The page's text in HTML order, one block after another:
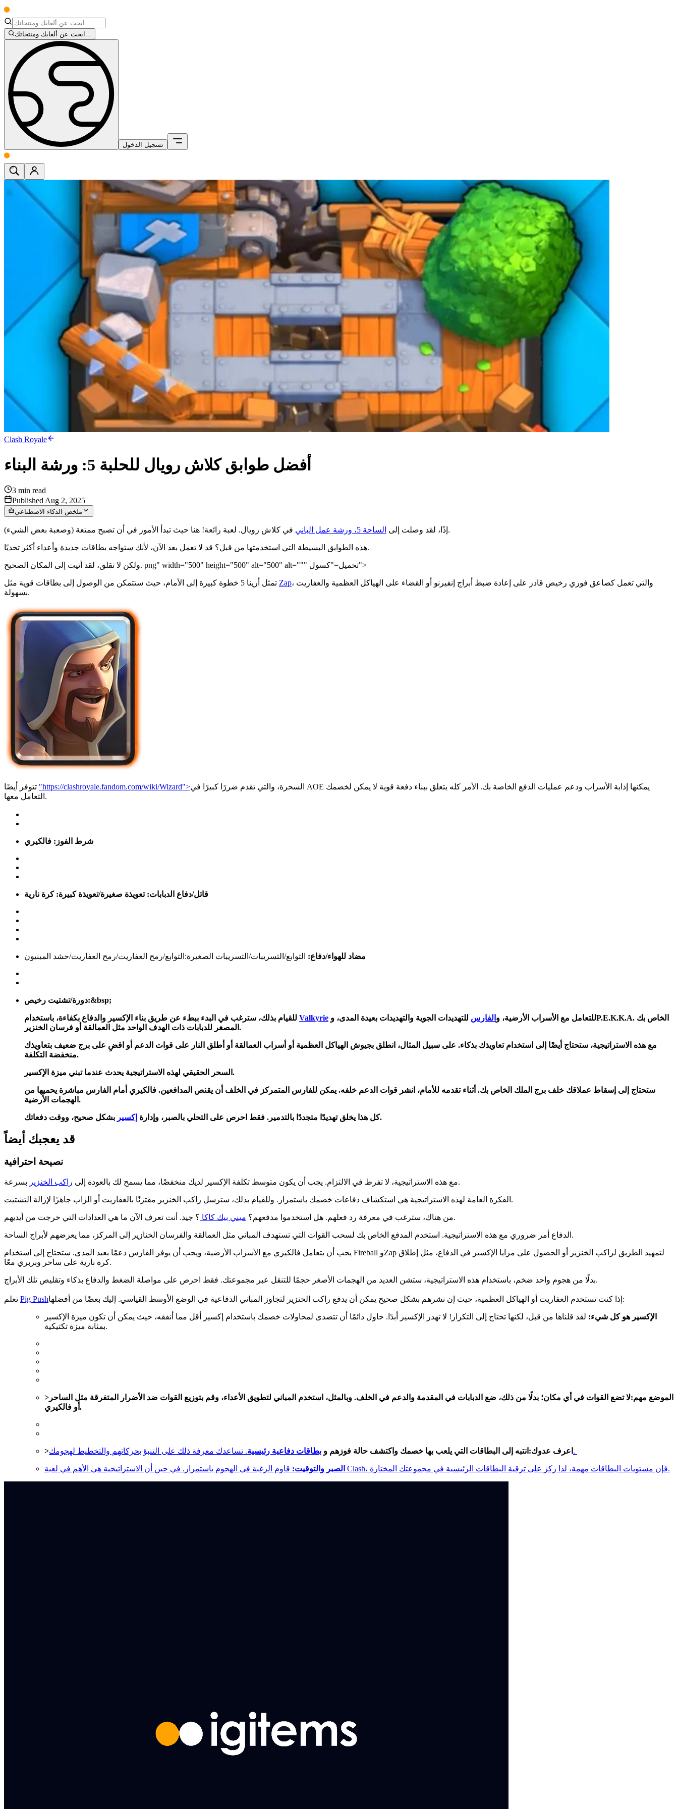
ابحث عن ألعابك ومنتجاتك...
تسجيل الدخول
Clash Royale
أفضل طوابق كلاش رويال للحلبة 5: ورشة البناء
3 min read
Published Aug 2, 2025
ملخص الذكاء الاصطناعي
إذًا، لقد وصلت إلى الساحة 5، ورشة عمل الباني في كلاش رويال. لعبة رائعة! هنا حيث تبدأ الأمور في أن تصبح ممتعة (وصعبة بعض الشيء).
هذه الطوابق البسيطة التي استخدمتها من قبل؟ قد لا تعمل بعد الآن، لأنك ستواجه بطاقات جديدة وأعداء أكثر تحديًا.
ولكن لا تقلق، لقد أتيت إلى المكان الصحيح. png" width="500" height="500" alt="500" alt=""" تحميل="كسول">
Zap، والتي تعمل كصاعق فوري رخيص قادر على إعادة ضبط أبراج إنفيرنو أو القضاء على الهياكل العظمية والعفاريت
بسهولة.
"https://clashroyale.fandom.com/wiki/Wizard">السحرة، والتي تقدم ضررًا كبيرًا في AOE يمكنها إذابة الأسراب ودعم عمليات الدفع الخاصة بك. الأمر كله يتعلق ببناء دفعة قوية لا يمكن لخصمك
التعامل معها.
شرط الفوز: فالكيري
قاتل/دفاع الدبابات:تعويذة صغيرة/تعويذة كبيرة: كرة نارية
مضاد للهواء/دفاع: التوابع/التسريبات/التسريبات الصغيرة:التوابع/رمح العفاريت/رمح العفاريت/حشد المينيون
دورة/تشتيت رخيص:&bsp;
Valkyrie للتعامل مع الأسراب الأرضية، و الفارس للتهديدات الجوية والتهديدات بعيدة المدى، وP.E.K.K.A. الخاص بك
المصغر للدبابات ذات الهدف الواحد مثل العمالقة أو فرسان الخنزير.
مع هذه الاستراتيجية، ستحتاج أيضًا إلى استخدام تعاويذك بذكاء. على سبيل المثال، انطلق بجيوش الهياكل العظمية أو أسراب العمالقة أو أطلق النار على قوات الدعم أو اقضِ على برج ضعيف بتعاويذك
منخفضة التكلفة.
السحر الحقيقي لهذه الاستراتيجية يحدث عندما تبني ميزة الإكسير.
ستحتاج إلى إسقاط عملاقك خلف برج الملك الخاص بك. أثناء تقدمه للأمام، انشر قوات الدعم خلفه. يمكن للفارس المتمركز في الخلف أن يقنص المدافعين. فالكيري أمام الفارس مباشرة يحميها من
الهجمات الأرضية.
كل هذا يخلق تهديدًا متجددًا بالتدمير. فقط احرص على التحلي بالصبر، وإدارة إكسير بشكل صحيح، ووقت دفعاتك.
قد يعجبك أيضاً
نصيحة احترافية
مع هذه الاستراتيجية، لا تفرط في الالتزام. يجب أن يكون متوسط تكلفة الإكسير لديك منخفضًا، مما يسمح لك بالعودة إلى راكب الخنزير بسرعة.
الفكرة العامة لهذه الاستراتيجية هي استكشاف دفاعات خصمك باستمرار. وللقيام بذلك، سترسل راكب الخنزير مقترنًا بالعفاريت أو الزاب جاهزًا لإزالة التشتيت.
من هناك، سترغب في معرفة رد فعلهم. هل استخدموا مدفعهم؟ ميني بيك كاكا ؟ جيد. أنت تعرف الآن ما هي العدادات التي خرجت من أيديهم.
الدفاع أمر ضروري مع هذه الاستراتيجية. استخدم المدفع الخاص بك لسحب القوات التي تستهدف المباني مثل العمالقة والفرسان الخنازير إلى المركز، مما يعرضهم لأبراج الساحة.
يجب أن يتعامل فالكيري مع الأسراب الأرضية، ويجب أن يوفر الفارس دعمًا بعيد المدى. ستحتاج إلى استخدام Fireball وZap لتمهيد الطريق لراكب الخنزير أو الحصول على مزايا الإكسير في الدفاع، مثل إطلاق
كرة نارية على ساحر وبربري معًا.
بدلًا من هجوم واحد ضخم، باستخدام هذه الاستراتيجية، ستشن العديد من الهجمات الأصغر حجمًا للتنقل عبر مجموعتك. فقط احرص على مواصلة الضغط والدفاع بذكاء وتقليص تلك الأبراج.
Pig Push إذا كنت تستخدم العفاريت أو الهياكل العظمية، حيث إن نشرهم بشكل صحيح يمكن أن يدفع راكب الخنزير لتجاوز المباني الدفاعية في الوضع الأوسط القياسي. إليك بعضًا من أفضلها:
الإكسير هو كل شيء: لقد قلناها من قبل، لكنها تحتاج إلى التكرار! لا تهدر الإكسير أبدًا. حاول دائمًا أن تتصدى لمحاولات خصمك باستخدام إكسير أقل مما أنفقه، حيث يمكن أن تكون ميزة الإكسير
بمثابة ميزة تكتيكية.
>الموضع مهم:لا تضع القوات في أي مكان؛ بدلًا من ذلك، ضع الدبابات في المقدمة والدعم في الخلف. وبالمثل، استخدم المباني لتطويق الأعداء، وقم بتوزيع القوات ضد الأضرار المتفرقة مثل الساحر
أو فالكيري.
>اعرف عدوك: انتبه إلى البطاقات التي يلعب بها خصمك واكتشف حالة فوزهم و بطاقات دفاعية رئيسية . تساعدك معرفة ذلك على التنبؤ بحركاتهم والتخطيط لهجومك.
الصبر والتوقيت: قاوم الرغبة في الهجوم باستمرار. في حين أن الاستراتيجية هي الأهم في لعبة Clash، فإن مستويات البطاقات مهمة، لذا ركز على ترقية البطاقات الرئيسية في مجموعتك المختارة.